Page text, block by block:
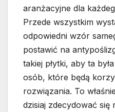
aranżacyjne dla
Przede wszystkim
odpowiedni wzór
postawić na
takiej płytki, aby ta
osób, które będą
rozwiązania. To
dzisiaj zdecydować się